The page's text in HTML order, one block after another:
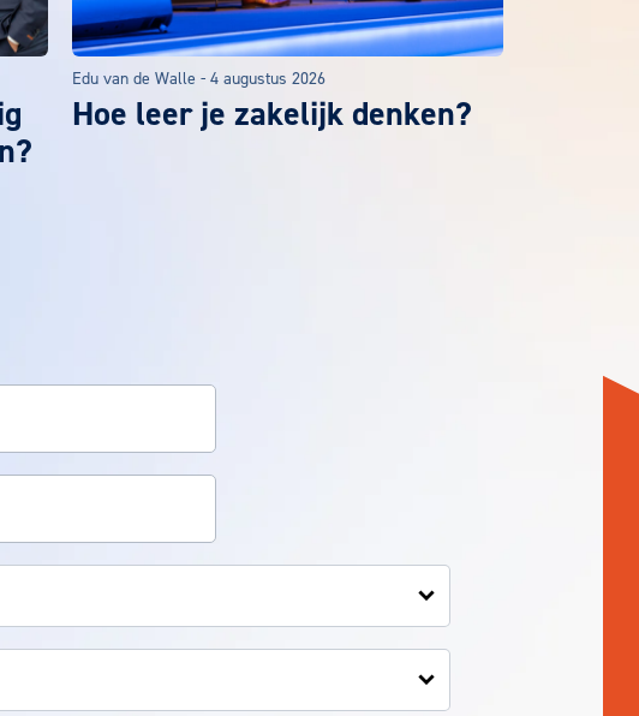
Edu van de Walle - 4 augustus 2026
Hoe leer je zakelijk denken?